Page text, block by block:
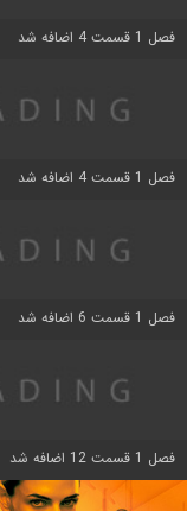
فصل 1 قسمت 4 اضافه شد
فصل 1 قسمت 4 اضافه شد
فصل 1 قسمت 6 اضافه شد
فصل 1 قسمت 12 اضافه شد